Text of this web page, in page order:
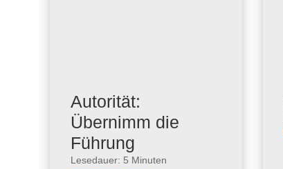
Autorität:
Übernimm die
Führung
Lesedauer: 5 Minuten